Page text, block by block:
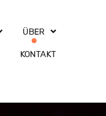
ÜBER
KONTAKT